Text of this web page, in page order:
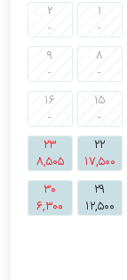
1
-
2
-
8
-
9
-
15
-
16
-
22
17,500
23
8,505
29
12,500
30
6,300